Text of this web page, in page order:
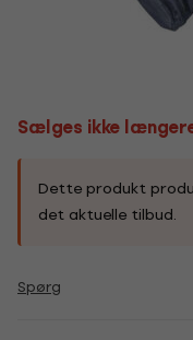
Sælges ikke
Dette produkt
det aktuelle tilbud.
Spørg